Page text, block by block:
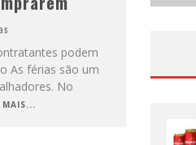
podem
As férias são um
No
MAIS...